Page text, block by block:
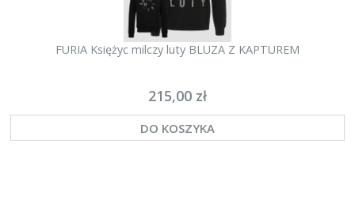
FURIA Księżyc milczy luty BLUZA Z KAPTUREM
215,00 zł
DO KOSZYKA